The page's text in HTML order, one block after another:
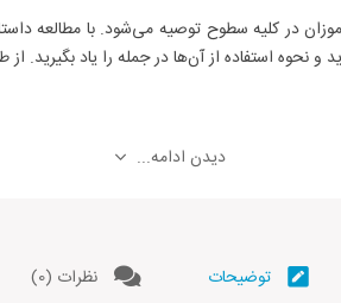
استفاده از آن‌ها در جمله را یاد بگیرید.
دیدن ادامه...
توضیحات نظرات (0)